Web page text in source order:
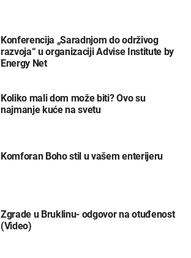
Konferencija „Saradnjom do održivog
razvoja“ u organizaciji Advise Institute by
Energy Net
Koliko mali dom može biti? Ovo su
najmanje kuće na svetu
Komforan Boho stil u vašem enterijeru
Zgrade u Bruklinu- odgovor na otuđenost
(Video)